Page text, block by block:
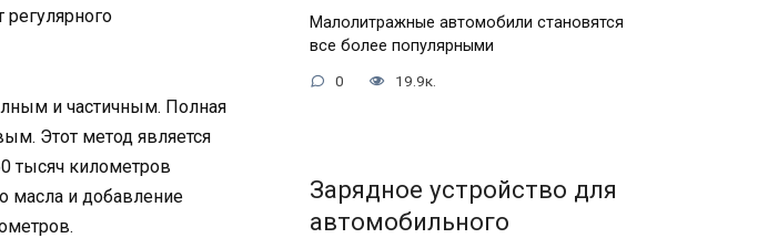
и частичным. Полная
Этот метод является
тысяч километров
масла и добавление
Малолитражные автомобили становятся
все более популярными
0 19.9к.
Зарядное устройство для
автомобильного